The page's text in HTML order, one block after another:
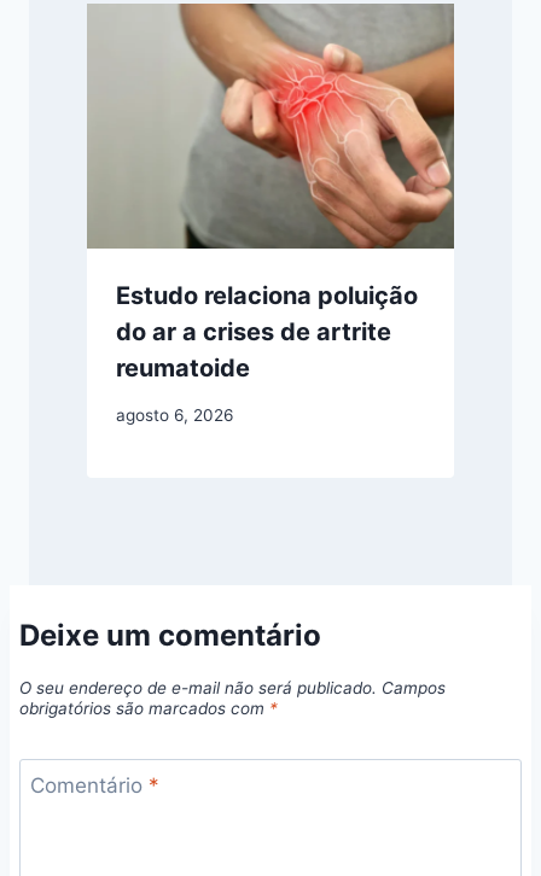
Estudo relaciona poluição
do ar a crises de artrite
reumatoide
agosto 6, 2026
Deixe um comentário
O seu endereço de e-mail não será publicado. Campos
obrigatórios são marcados com *
Comentário *